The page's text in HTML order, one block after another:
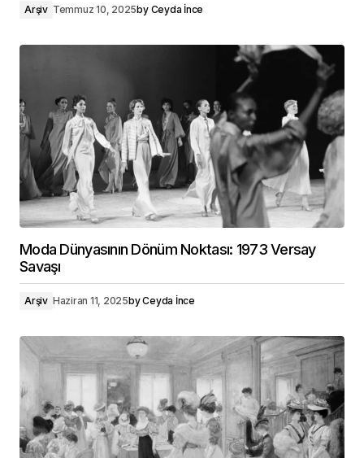
Arşiv Temmuz 10, 2025by Ceyda İnce
Moda Dünyasının Dönüm Noktası: 1973 Versay
Savaşı
Arşiv Haziran 11, 2025byCeyda İnce